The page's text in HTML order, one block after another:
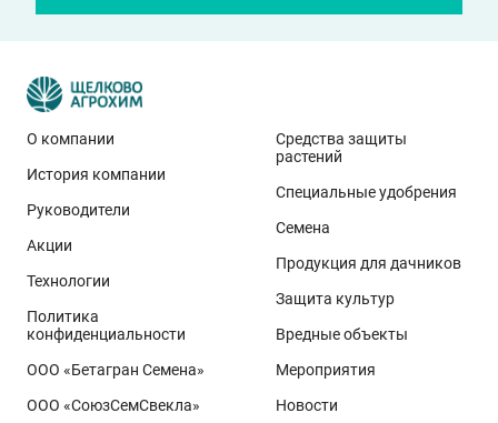
О компании
История компании
Руководители
Акции
Технологии
Политика
конфиденциальности
ООО «Бетагран Семена»
ООО «СоюзСемСвекла»
Средства защиты
растений
Специальные удобрения
Семена
Продукция для дачников
Защита культур
Вредные объекты
Мероприятия
Новости